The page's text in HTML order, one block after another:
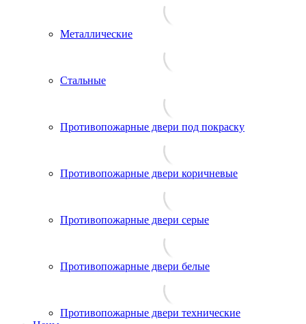
Металлические
Стальные
Противопожарные двери под покраску
Противопожарные двери коричневые
Противопожарные двери серые
Противопожарные двери белые
Противопожарные двери технические